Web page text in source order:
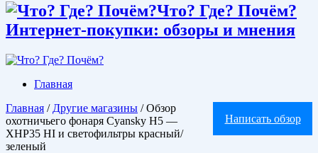
Что? Где? Почём?
Интернет-покупки: обзоры и мнения
Главная
Написать обзор
Главная / Другие магазины / Обзор
охотничьего фонаря Cyansky H5 —
XHP35 HI и светофильтры красный/
зеленый